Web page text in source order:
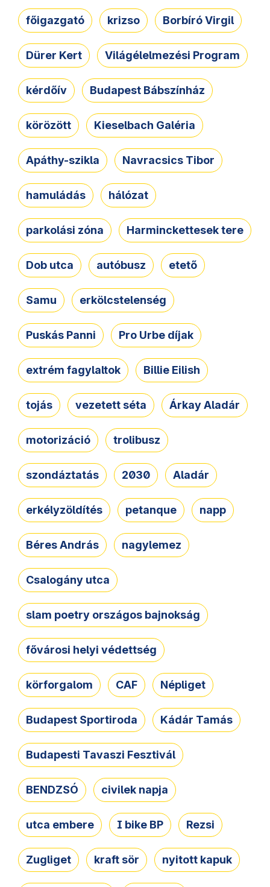
főigazgató krizso Borbíró Virgil
Dürer Kert Világélelmezési Program
kérdőív Budapest Bábszínház
körözött Kieselbach Galéria
Apáthy-szikla Navracsics Tibor
hamuládás hálózat
parkolási zóna Harminckettesek tere
Dob utca autóbusz etető
Samu erkölcstelenség
Puskás Panni Pro Urbe díjak
extrém fagylaltok Billie Eilish
tojás vezetett séta Árkay Aladár
motorizáció trolibusz
szondáztatás 2030 Aladár
erkélyzöldítés petanque napp
Béres András nagylemez
Csalogány utca
slam poetry országos bajnokság
fővárosi helyi védettség
körforgalom CAF Népliget
Budapest Sportiroda Kádár Tamás
Budapesti Tavaszi Fesztivál
BENDZSÓ civilek napja
utca embere I bike BP Rezsi
Zugliget kraft sör nyitott kapuk